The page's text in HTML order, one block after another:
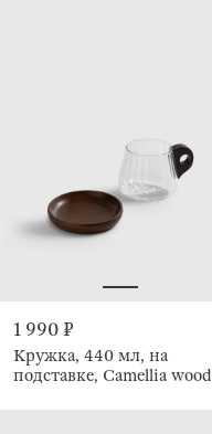
1 990 ₽
Кружка, 440 мл, на
подставке, Camellia wood